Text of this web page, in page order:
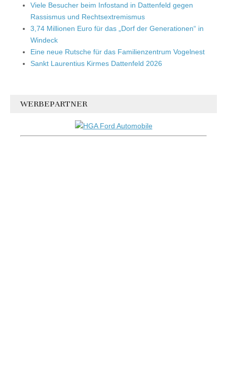
Viele Besucher beim Infostand in Dattenfeld gegen
Rassismus und Rechtsextremismus
3,74 Millionen Euro für das „Dorf der Generationen“ in
Windeck
Eine neue Rutsche für das Familienzentrum Vogelnest
Sankt Laurentius Kirmes Dattenfeld 2026
WERBEPARTNER